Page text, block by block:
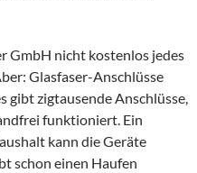
GmbH nicht kostenlos jedes
Glasfaser-Anschlüsse
gibt zigtausende Anschlüsse,
funktioniert. Ein
kann die Geräte
schon einen Haufen